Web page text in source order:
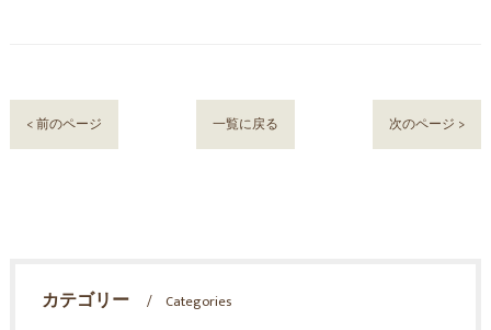
< 前のページ 一覧に戻る 次のページ >
カテゴリー Categories